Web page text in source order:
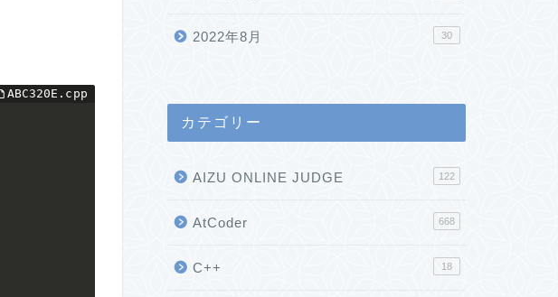
2022年8月 30
カテゴリー
AIZU ONLINE JUDGE 122
AtCoder 668
C++ 18